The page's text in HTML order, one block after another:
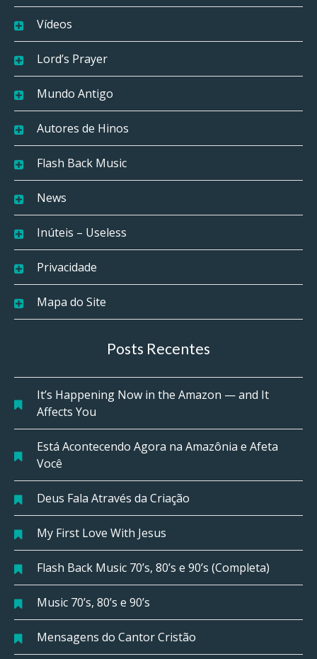
Vídeos
Lord’s Prayer
Mundo Antigo
Autores de Hinos
Flash Back Music
News
Inúteis – Useless
Privacidade
Mapa do Site
Posts Recentes
It’s Happening Now in the Amazon — and It
Affects You
Está Acontecendo Agora na Amazônia e Afeta
Você
Deus Fala Através da Criação
My First Love With Jesus
Flash Back Music 70’s, 80’s e 90’s (Completa)
Music 70’s, 80’s e 90’s
Mensagens do Cantor Cristão